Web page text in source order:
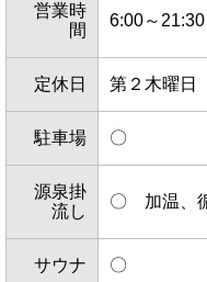
営業時
間
6:00～21:30
定休日 第２木曜日
駐車場 〇
源泉掛
流し
〇 加温、
サウナ 〇